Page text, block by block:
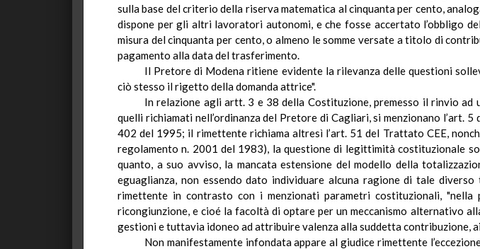
sulla base del criterio della riserva matematica al cinquanta per cento,
dispone per gli altri lavoratori autonomi, e che fosse accertato l’obbligo
misura del cinquanta per cento, o almeno le somme versate a titolo di
pagamento alla data del trasferimento.
Il Pretore di Modena ritiene evidente la rilevanza delle questioni
ciò stesso il rigetto della domanda attrice".
In relazione agliartt. 3 e 38 della Costituzione, premesso il rinvio
quelli richiamati nell’ordinanza del Pretore di Cagliari, si menzionano l’art.
402 del 1995; il rimettente richiama altresì l’art. 51 del Trattato CEE,
regolamento n. 2001 del 1983), la questione di legittimità costituzionale
quanto, a suo avviso, la mancata estensione del modello della
eguaglianza, non essendo dato individuare alcuna ragione di tale diverso
rimettente in contrasto con i menzionati parametri costituzionali,
ricongiunzione, ecioé la facoltà di optare per un meccanismo alternativo
gestioni e tuttavia idoneo ad attribuire valenza alla suddetta contribuzione,
Non manifestamente infondata appare al giudice rimettente